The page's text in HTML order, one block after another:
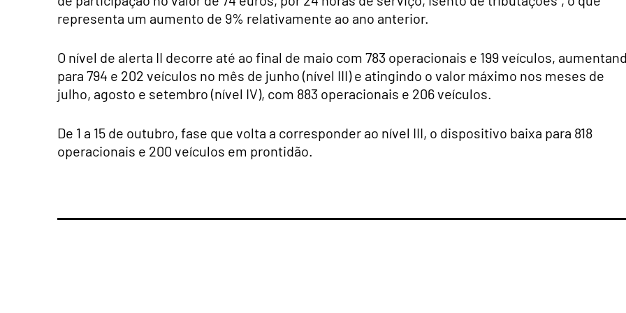
representa um ​​​​​​aumento de 9% relativamente ao ano anterior.
O nível de alerta II decorre até ao final de maio com 783 operacionais e 199 veículos,
para 794 e 202 veículos no mês de junho (nível III) e atingindo o valor máximo nos meses de
julho, agosto e setembro (nível IV), com 883 operacionais e 206 veículos.
De 1 a 15 de outubro, fase que volta a corresponder ao nível III, o dispositivo baixa para 818
operacionais e 200 veículos em prontidão.